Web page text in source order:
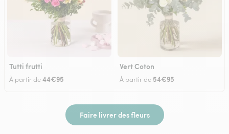
Tutti frutti
À partir de44€95
Vert Coton
À partir de 54€95
Faire livrer des fleurs